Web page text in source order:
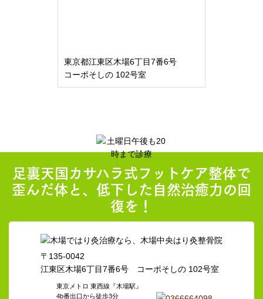
東京都江東区木場6丁目7番6号
コーポそしの 102号室
足裏天国カサハラ式フットケア整体で
歪んだ体と、低下した自然治癒力の回
復を！
〒135-0042
江東区木場6丁目7番6号 コーポそしの 102号室
東京メトロ 東西線『木場駅』
4b番出口から徒歩3分